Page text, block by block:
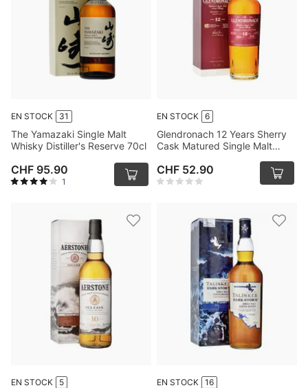
EN STOCK 31
The Yamazaki Single Malt
Whisky Distiller's Reserve 70cl
CHF 95.90
1
EN STOCK 6
Glendronach 12 Years Sherry
Cask Matured Single Malt
CHF 52.90
EN STOCK 5 EN STOCK 16